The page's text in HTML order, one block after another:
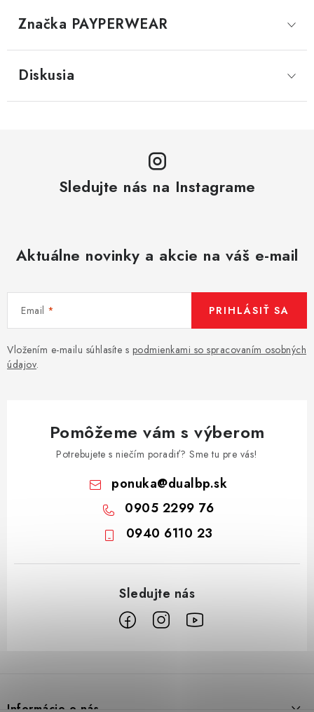
Značka PAYPERWEAR
Diskusia
Sledujte nás na Instagrame
Aktuálne novinky a akcie na váš e-mail
Email
Vložením e-mailu súhlasíte s podmienkami so spracovaním osobných
údajov.
PRIHLÁSIŤ SA
Pomôžeme vám s výberom
Potrebujete s niečím poradiť? Sme tu pre vás!
ponuka@dualbp.sk
0905 2299 76
0940 6110 23
pInformácie o nás